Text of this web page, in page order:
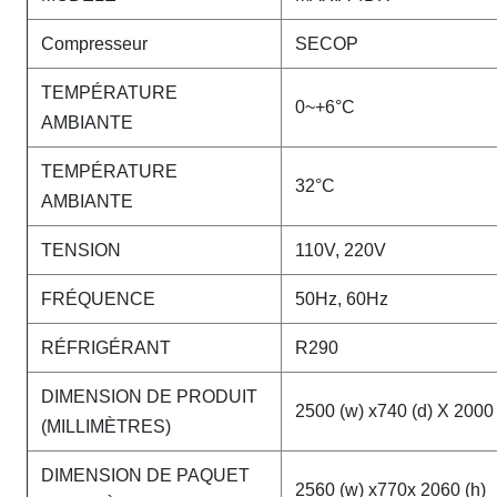
Compresseur SECOP
TEMPÉRATURE
AMBIANTE
0~+6°C
TEMPÉRATURE
AMBIANTE
32°C
TENSION 110V, 220V
FRÉQUENCE 50Hz, 60Hz
RÉFRIGÉRANT R290
DIMENSION DE PRODUIT
(MILLIMÈTRES)
2500 (w) x740 (d) X 2000
DIMENSION DE PAQUET
2560 (w) x770x 2060 (h)